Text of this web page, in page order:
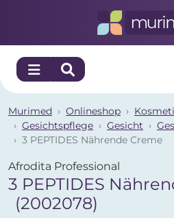
Murimed Onlineshop
Gesichtspflege
Gesicht
3 PEPTIDES Nährende Creme
Afrodita Professional
3 PEPTIDES
(2002078)